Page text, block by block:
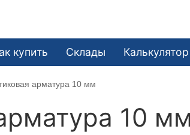
купить Склады Калькулятор
арматура 10 мм
10